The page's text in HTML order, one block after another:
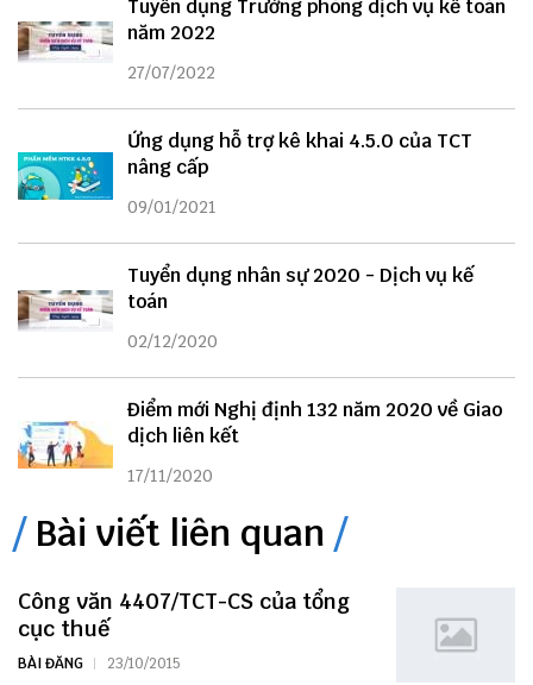
Tuyển dụng Trưởng phòng dịch vụ kế toán
năm 2022
27/07/2022
Ứng dụng hỗ trợ kê khai 4.5.0 của TCT
nâng cấp
09/01/2021
Tuyển dụng nhân sự 2020 - Dịch vụ kế
toán
02/12/2020
Điểm mới Nghị định 132 năm 2020 về Giao
dịch liên kết
17/11/2020
Bài viết liên quan
Công văn 4407/TCT-CS của tổng
cục thuế
BÀI ĐĂNG 23/10/2015